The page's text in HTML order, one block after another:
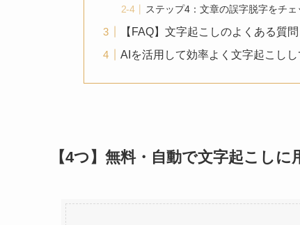
ステップ4：文章の誤字脱字をチェ
【FAQ】文字起こしのよくある質問
AIを活用して効率よく文字起こしし
【4つ】無料・自動で文字起こしに